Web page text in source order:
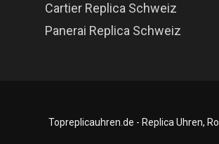
Cartier Replica Schweiz
Panerai Replica Schweiz
Topreplicauhren.de - Replica Uhren,